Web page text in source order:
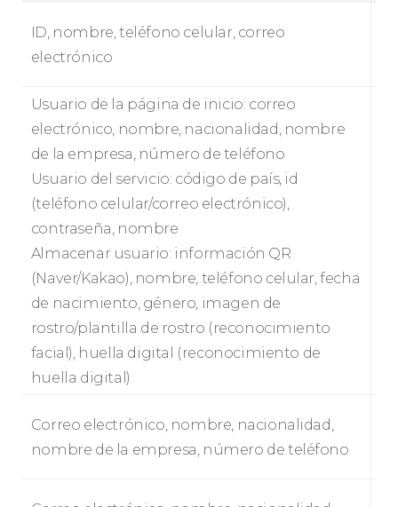
ID, nombre, teléfono celular, correo
electrónico
Usuario de la página de inicio: correo
electrónico, nombre, nacionalidad, nombre
de la empresa, número de teléfono
Usuario del servicio: código de país, id
(teléfono celular/correo electrónico),
contraseña, nombre
Almacenar usuario: información QR
(Naver/Kakao), nombre, teléfono celular, fecha
de nacimiento, género, imagen de
rostro/plantilla de rostro (reconocimiento
facial), huella digital (reconocimiento de
huella digital)
Correo electrónico, nombre, nacionalidad,
nombre de la empresa, número de teléfono